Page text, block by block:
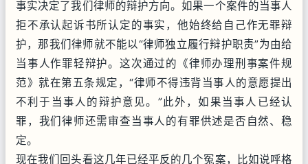
事实决定了我们律师的辩护方向。如果一个案件的当事人
拒不承认起诉书所认定的事实，他始终给自己作无罪辩
护，那我们律师就不能以“律师独立履行辩护职责”为由给
当事人作罪轻辩护。这次通过的《律师办理刑事案件规
范》就在第五条规定，“律师不得违背当事人的意愿提出
不利于当事人的辩护意见。”此外，如果当事人已经认
罪，我们律师还需审查当事人的有罪供述是否自然、稳
定。
现在我们回头看这几年已经平反的几个冤案，比如说呼格